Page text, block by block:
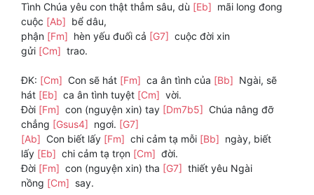
Tình Chúa yêu con thật thẳm sâu, dù [Eb] mãi long đong
cuộc [Ab] bể dâu,
phận [Fm] hèn yếu đuối cả [G7] cuộc đời xin
gửi [Cm] trao.
ĐK: [Cm] Con sẽ hát [Fm] ca ân tình của [Bb] Ngài, sẽ
hát [Eb] ca ân tình tuyệt [Cm] vời.
Đời [Fm] con (nguyện xin) tay [Dm7b5] Chúa nâng đỡ
chẳng [Gsus4] ngơi. [G7]
[Ab] Con biết lấy [Fm] chi cảm tạ mỗi [Bb] ngày, biết
lấy [Eb] chi cảm tạ trọn [Cm] đời.
Đời [Fm] con (nguyện xin) tha [G7] thiết yêu Ngài
nồng [Cm] say.